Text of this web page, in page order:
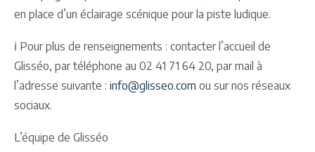
en place d’un éclairage scénique pour la piste ludique.
ℹ️ Pour plus de renseignements : contacter l’accueil de
Glisséo, par téléphone au 02 41 71 64 20, par mail à
l’adresse suivante : info@glisseo.com ou sur nos réseaux
sociaux.
L’équipe de Glisséo